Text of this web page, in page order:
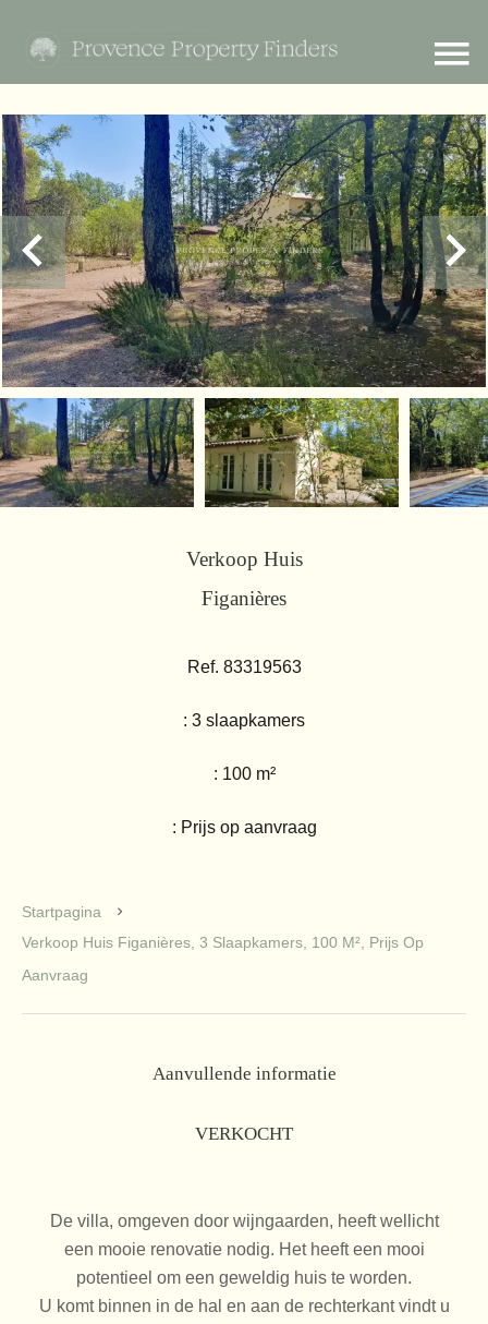
Verkoop Huis
Figanières
Ref. 83319563
: 3 slaapkamers
: 100 m²
: Prijs op aanvraag
Startpagina
Verkoop Huis Figanières, 3 Slaapkamers, 100 M², Prijs Op
Aanvraag
Aanvullende informatie
VERKOCHT
De villa, omgeven door wijngaarden, heeft wellicht
een mooie renovatie nodig. Het heeft een mooi
potentieel om een geweldig huis te worden.
U komt binnen in de hal en aan de rechterkant vindt u